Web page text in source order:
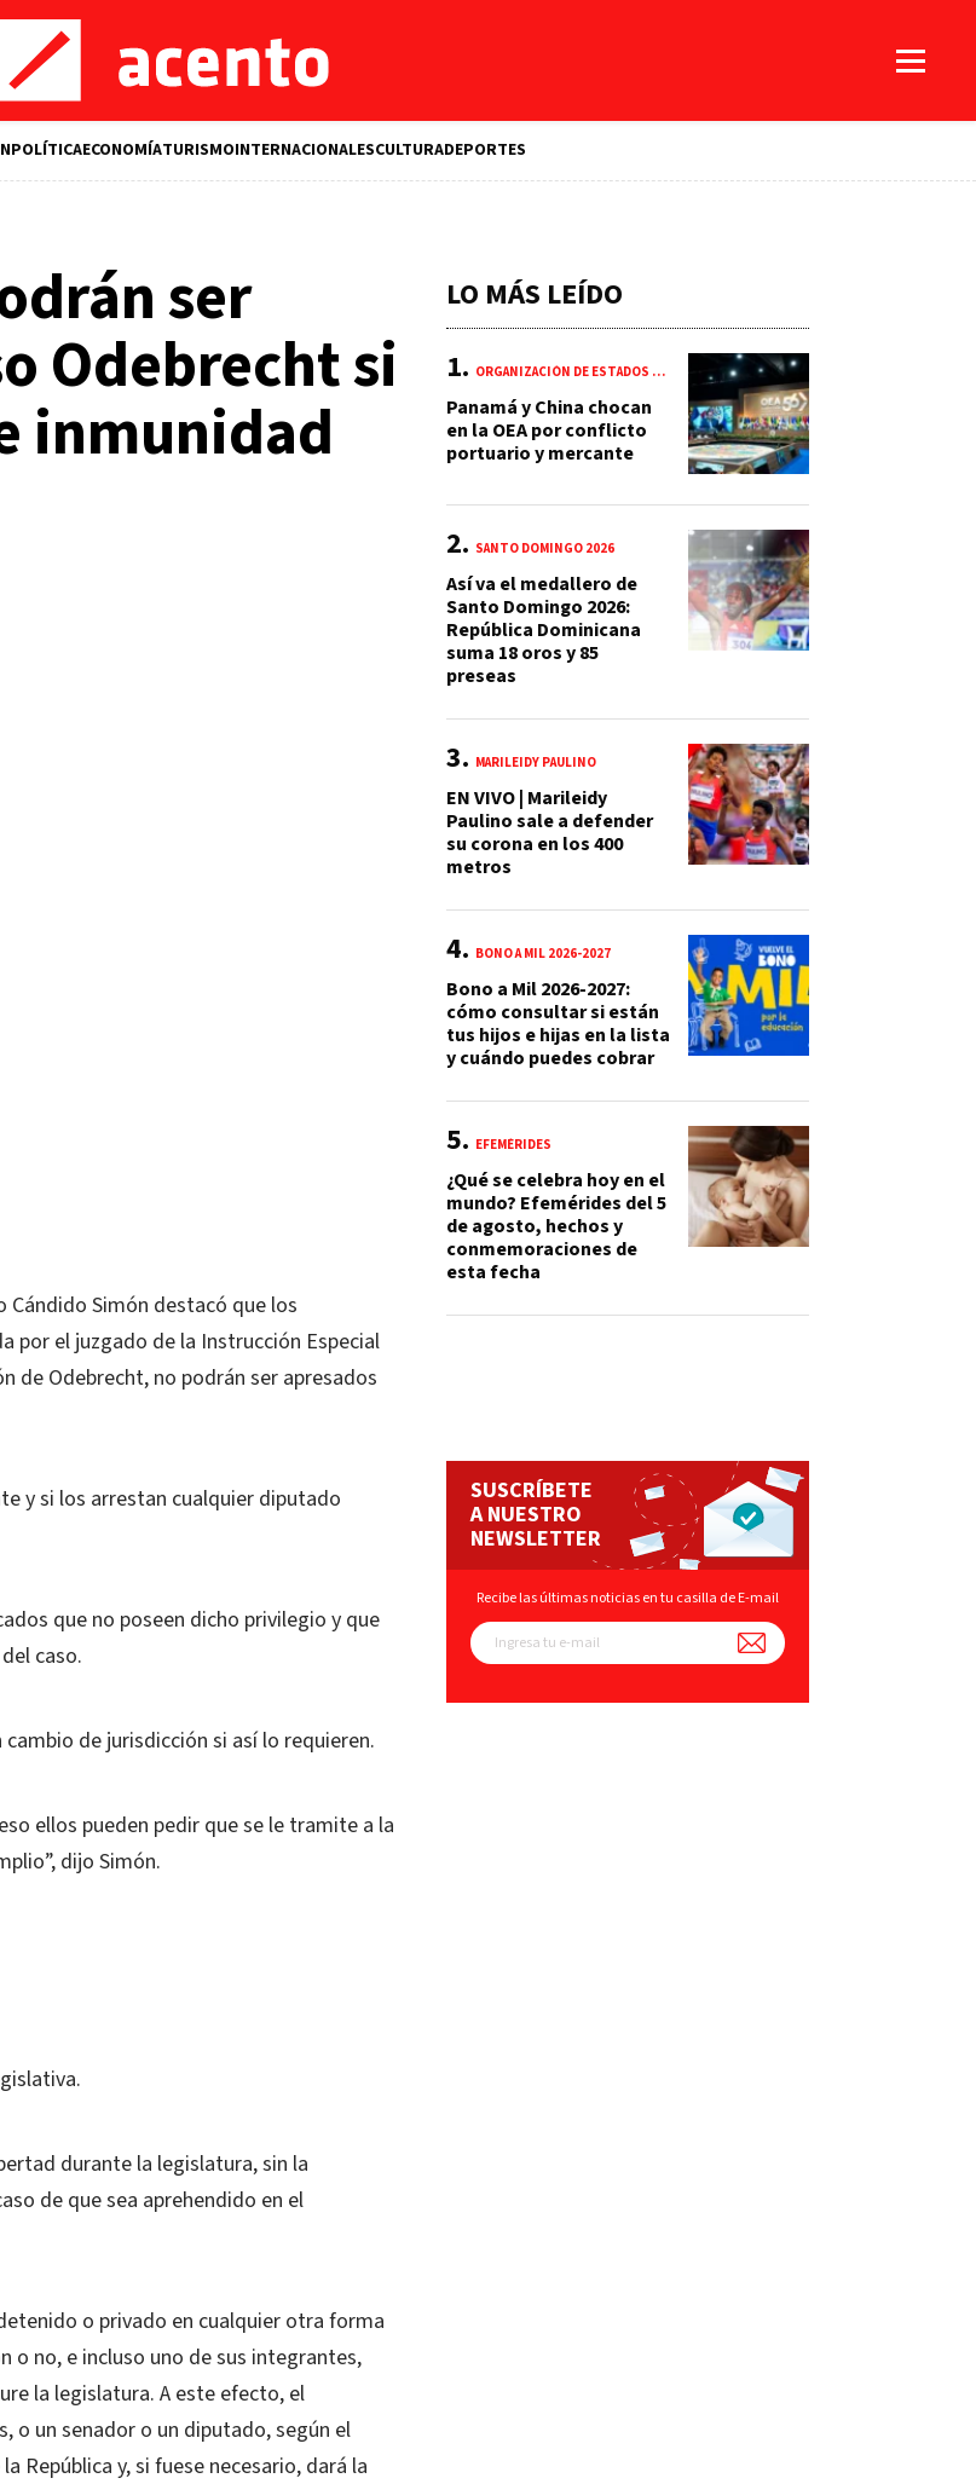
POLÍTICAECONOMÍATURISMOINTERNACIONALESCULTURADEPORTES
ser
Odebrecht si
inmunidad
Cándido Simón destacó que los
por el juzgado de la Instrucción Especial
de Odebrecht, no podrán ser apresados
y si los arrestan cualquier diputado
que no poseen dicho privilegio y que
caso.
de jurisdicción si así lo requieren.
ellos pueden pedir que se le tramite a la
dijo Simón.
durante la legislatura, sin la
de que sea aprehendido en el
o privado en cualquier otra forma
o no, e incluso uno de sus integrantes,
la legislatura. A este efecto, el
o un senador o un diputado, según el
República y, si fuese necesario, dará la
LO MÁS LEÍDO
ORGANIZACIÓN DE ESTADOS AMERICANOS (OEA)
Panamá y China chocan
en la OEA por conflicto
portuario y mercante
SANTO DOMINGO 2026
Así va el medallero de
Santo Domingo 2026:
República Dominicana
suma 18 oros y 85
preseas
MARILEIDY PAULINO
EN VIVO | Marileidy
Paulino sale a defender
su corona en los 400
metros
BONO A MIL 2026-2027
Bono a Mil 2026-2027:
cómo consultar si están
tus hijos e hijas en la lista
y cuándo puedes cobrar
EFEMÉRIDES
¿Qué se celebra hoy en el
mundo? Efemérides del 5
de agosto, hechos y
conmemoraciones de
esta fecha
SUSCRÍBETE
A NUESTRO
NEWSLETTER
Recibe las últimas noticias en tu casilla de E-mail